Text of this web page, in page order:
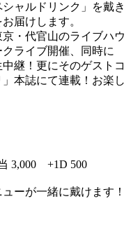
ャルドリンク」を戴き
届けします。
・代官山のライブハウ
ライブ開催、同時に
継！更にそのゲストコ
本誌にて連載！お楽し
3,000 +1D 500
ーが一緒に戴けます！